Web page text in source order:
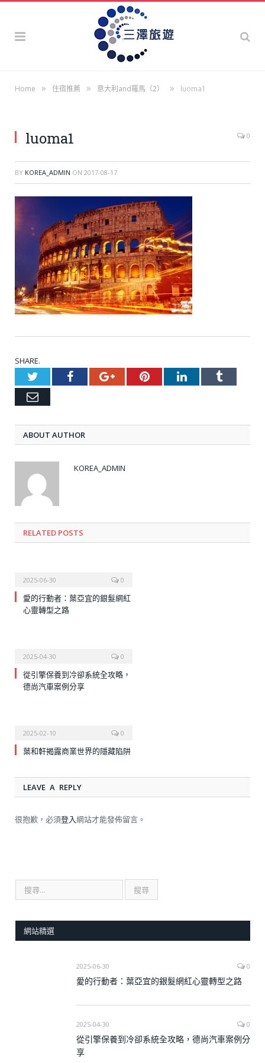
Home » 住宿推薦 » 意大利and羅馬（2） » luoma1
luoma1 0
BY KOREA_ADMIN ON 2017-08-17
SHARE.
TwitterFacebookGoogle+PinterestLinkedInTumblr
Email
ABOUT AUTHOR
KOREA_ADMIN
RELATED POSTS
2025-06-30 0
愛的行動者：葉亞宜的銀髮網紅
心靈轉型之路
2025-04-30 0
從引擎保養到冷卻系統全攻略，
德尚汽車案例分享
2025-02-10 0
葉和軒揭露商業世界的隱藏陷阱
LEAVE A REPLY
很抱歉，必須登入網站才能發佈留言。
網站精選
2025-06-30 0
愛的行動者：葉亞宜的銀髮網紅心靈轉型之路
2025-04-30 0
從引擎保養到冷卻系統全攻略，德尚汽車案例分
享